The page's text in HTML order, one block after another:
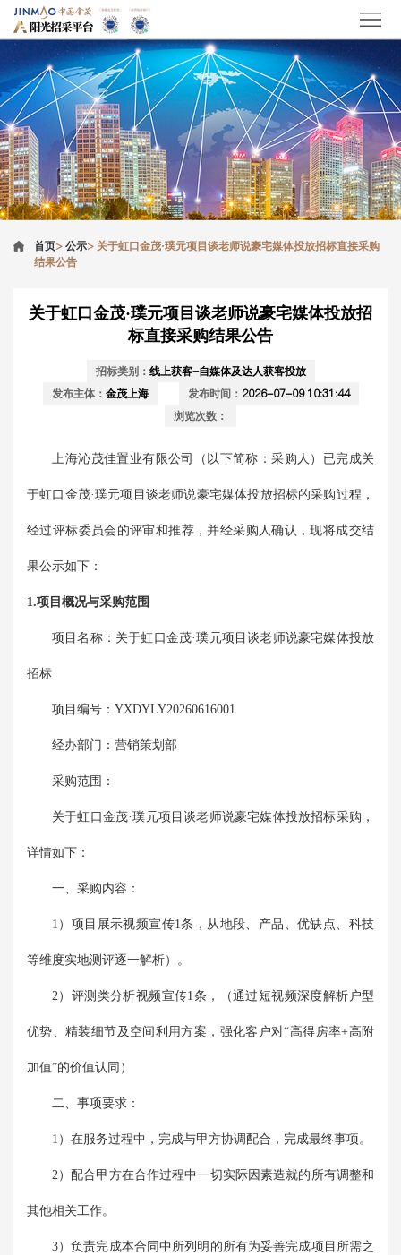
首页>公示> 关于虹口金茂·璞元项目谈老师说豪宅媒体投放招标直接采购
结果公告
关于虹口金茂·璞元项目谈老师说豪宅媒体投放招
标直接采购结果公告
招标类别： 线上获客-自媒体及达人获客投放
发布主体： 金茂上海 发布时间： 2026-07-09 10:31:44
浏览次数：
上海沁茂佳置业有限公司 （以下简称：采购人）已完成关
于虹口金茂·璞元项目谈老师说豪宅媒体投放招标的采购过程，
经过评标委员会的评审和推荐，并经采购人确认，现将成交结
果公示如下：
1.项目概况与采购范围
项目名称： 关于虹口金茂·璞元项目谈老师说豪宅媒体投放
招标
项目编号： YXDYLY20260616001
经办部门： 营销策划部
采购范围：
关于虹口金茂·璞元项目谈老师说豪宅媒体投放招标采购，
详情如下：
一、采购内容：
1）项目展示视频宣传1条，从地段、产品、优缺点、科技
等维度实地测评逐一解析）。
2）评测类分析视频宣传1条，（通过短视频深度解析户型
优势、精装细节及空间利用方案，强化客户对“高得房率+高附
加值”的价值认同）
二、事项要求：
1）在服务过程中，完成与甲方协调配合，完成最终事项。
2）配合甲方在合作过程中一切实际因素造就的所有调整和
其他相关工作。
3）负责完成本合同中所列明的所有为妥善完成项目所需之